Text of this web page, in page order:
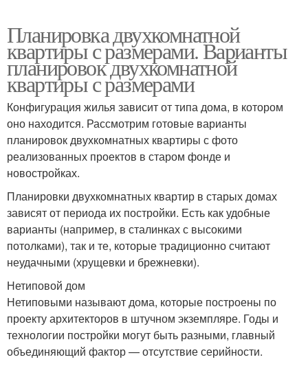
Планировка двухкомнатной
квартиры с размерами. Варианты
планировок двухкомнатной
квартиры с размерами
Конфигурация жилья зависит от типа дома, в котором
оно находится. Рассмотрим готовые варианты
планировок двухкомнатных квартиры с фото
реализованных проектов в старом фонде и
новостройках.
Планировки двухкомнатных квартир в старых домах
зависят от периода их постройки. Есть как удобные
варианты (например, в сталинках с высокими
потолками), так и те, которые традиционно считают
неудачными (хрущевки и брежневки).
Нетиповой дом
Нетиповыми называют дома, которые построены по
проекту архитекторов в штучном экземпляре. Годы и
технологии постройки могут быть разными, главный
объединяющий фактор — отсутствие серийности.